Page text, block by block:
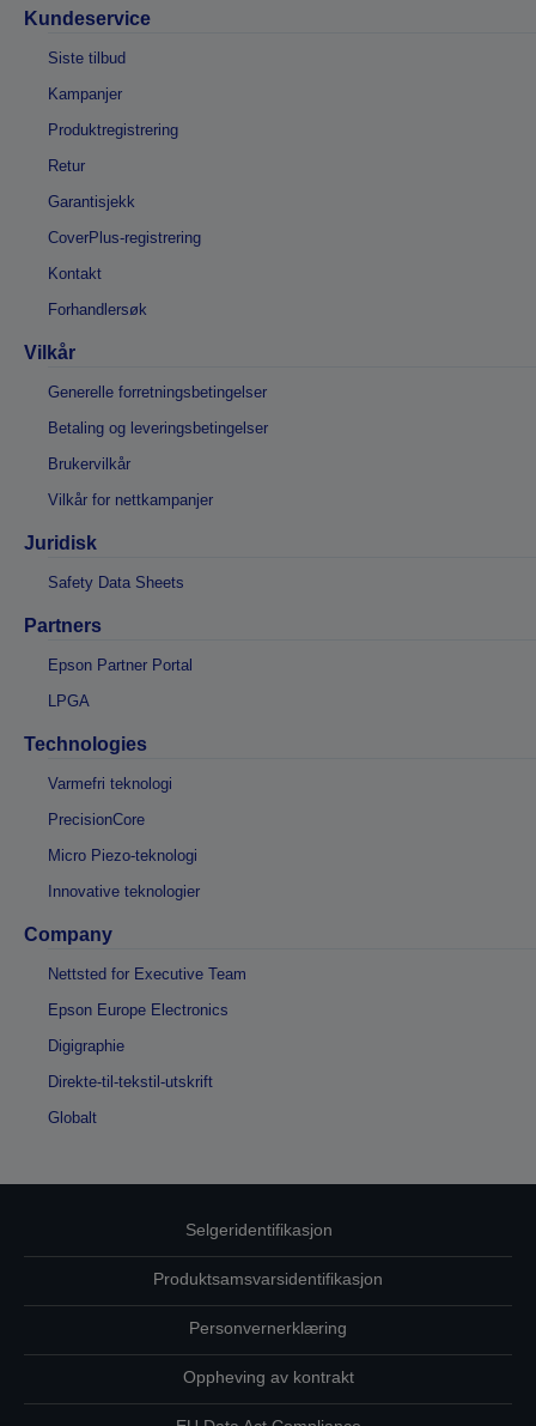
Kundeservice
Siste tilbud
Kampanjer
Produktregistrering
Retur
Garantisjekk
CoverPlus-registrering
Kontakt
Forhandlersøk
Vilkår
Generelle forretningsbetingelser
Betaling og leveringsbetingelser
Brukervilkår
Vilkår for nettkampanjer
Juridisk
Safety Data Sheets
Partners
Epson Partner Portal
LPGA
Technologies
Varmefri teknologi
PrecisionCore
Micro Piezo-teknologi
Innovative teknologier
Company
Nettsted for Executive Team
Epson Europe Electronics
Digigraphie
Direkte-til-tekstil-utskrift
Globalt
Selgeridentifikasjon
Produktsamsvarsidentifikasjon
Personvernerklæring
Oppheving av kontrakt